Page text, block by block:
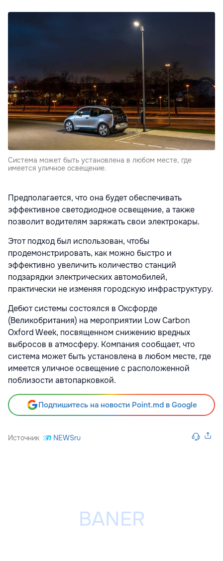
Cистема может быть установлена в любом месте, где
имеется уличное освещение.
Предполагается, что она будет обеспечивать
эффективное светодиодное освещение, а также
позволит водителям заряжать свои электрокары.
Этот подход был использован, чтобы
продемонстрировать, как можно быстро и
эффективно увеличить количество станций
подзарядки электрических автомобилей,
практически не изменяя городскую инфраструктуру.
Дебют системы состоялся в Оксфорде
(Великобритания) на мероприятии Low Carbon
Oxford Week, посвященном снижению вредных
выбросов в атмосферу. Компания сообщает, что
система может быть установлена в любом месте, где
имеется уличное освещение с расположенной
поблизости автопарковкой.
Подпишитесь на новости Point.md в Google
Источник NEWSru